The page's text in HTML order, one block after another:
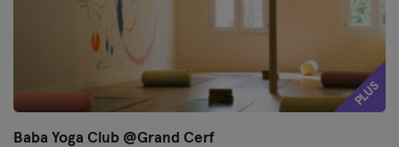
PLUS
Baba Yoga Club @Grand Cerf